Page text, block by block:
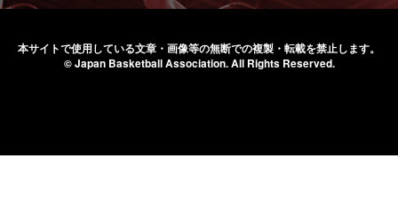
本サイトで使用している文章・画像等の無断での複製・転載を禁止します。
© Japan Basketball Association.All Rights Reserved.